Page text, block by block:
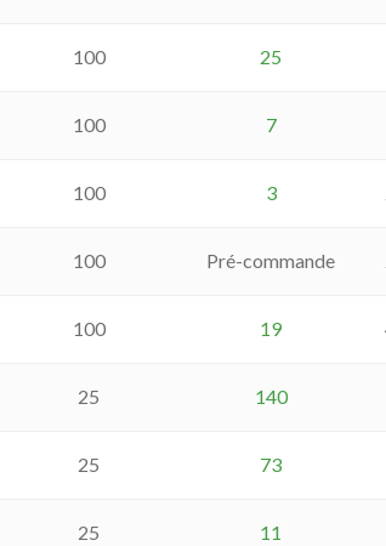
100 25
100 7
100 3
100 Pré-commande
100 19
25 140
25 73
25 11